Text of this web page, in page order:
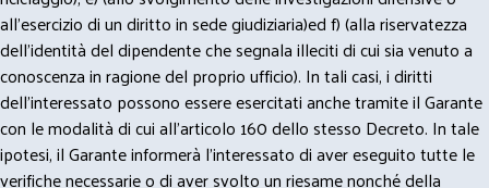
all’esercizio di un diritto in sede giudiziaria)ed f) (alla riservatezza
dell’identità del dipendente che segnala illeciti di cui sia venuto a
conoscenza in ragione del proprio ufficio). In tali casi, i diritti
dell’interessato possono essere esercitati anche tramite il Garante
con le modalità di cui all’articolo 160 dello stesso Decreto. In tale
ipotesi, il Garante informerà l’interessato di aver eseguito tutte le
verifiche necessarie o di aver svolto un riesame nonché della